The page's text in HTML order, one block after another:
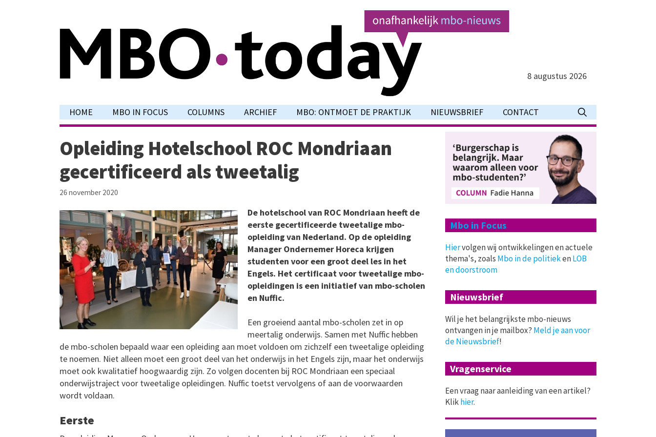
8 augustus 2026
HOME MBO IN FOCUS COLUMNS ARCHIEF MBO: ONTMOET DE PRAKTIJK NIEUWSBRIEF CONTACT
Opleiding Hotelschool ROC Mondriaan
gecertificeerd als tweetalig
26 november 2020
De hotelschool van ROC Mondriaan heeft de
eerste gecertificeerde tweetalige mbo-
opleiding van Nederland. Op de opleiding
Manager Ondernemer Horeca krijgen
studenten voor een groot deel les in het
Engels. Het certificaat voor tweetalige mbo-
opleidingen is een initiatief van mbo-scholen
en Nuffic.
Een groeiend aantal mbo-scholen zet in op
meertalig onderwijs. Samen met Nuffic hebben
de mbo-scholen bepaald waar een opleiding aan moet voldoen om zichzelf een tweetalige opleiding
te noemen. Niet alleen moet een groot deel van het onderwijs in het Engels zijn, maar het onderwijs
moet ook kwalitatief hoogwaardig zijn. Zo volgen docenten bij ROC Mondriaan een speciaal
onderwijstraject voor tweetalige opleidingen. Nuffic toetst vervolgens of aan de voorwaarden
wordt voldaan.
Eerste
Mbo in Focus
Hiervolgen wij ontwikkelingen en actuele
thema's, zoals Mbo in de politiekenLOB
en doorstroom
Nieuwsbrief
Wil je het belangrijkste mbo-nieuws
ontvangen in je mailbox? Meld je aan voor
de Nieuwsbrief!
Vragenservice
Een vraag naar aanleiding van een artikel?
Klikhier.